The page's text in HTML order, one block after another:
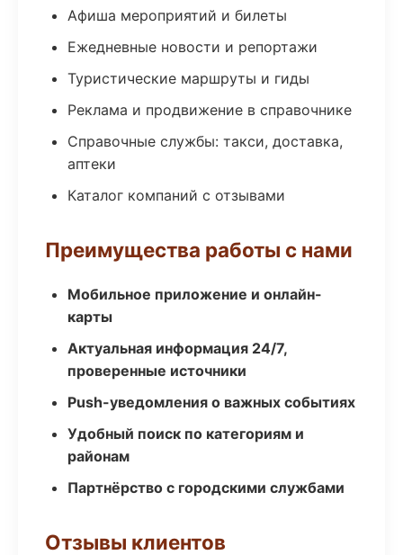
Афиша мероприятий и билеты
Ежедневные новости и репортажи
Туристические маршруты и гиды
Реклама и продвижение в справочнике
Справочные службы: такси, доставка,
аптеки
Каталог компаний с отзывами
Преимущества работы с нами
Мобильное приложение и онлайн-
карты
Актуальная информация 24/7,
проверенные источники
Push-уведомления о важных событиях
Удобный поиск по категориям и
районам
Партнёрство с городскими службами
Отзывы клиентов